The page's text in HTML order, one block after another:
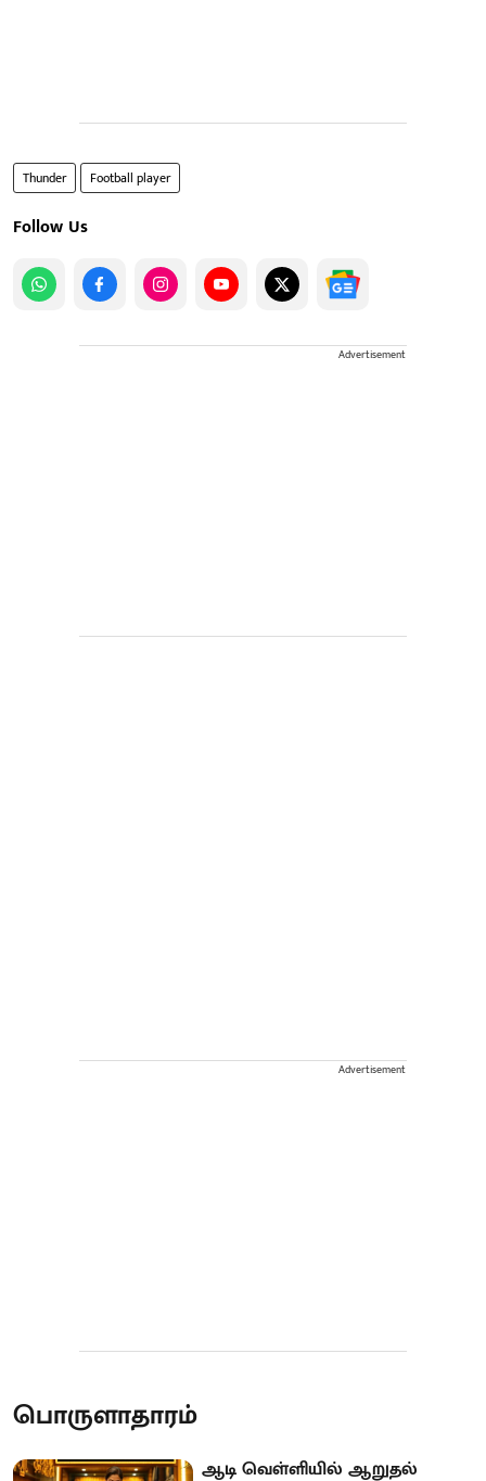
Thunder Football player
Follow Us
Advertisement
Advertisement
பொருளாதாரம்
ஆடி வெள்ளியில் ஆறுதல்